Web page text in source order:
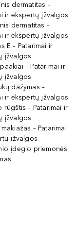
dermatitas –
ir ekspertų įžvalgos
dermatitas –
ir ekspertų įžvalgos
E – Patarimai ir
įžvalgos
– Patarimai ir
įžvalgos
dažymas –
ir ekspertų įžvalgos
rūgštis – Patarimai ir
įžvalgos
– Patarimai
įžvalgos
įdegio priemonės